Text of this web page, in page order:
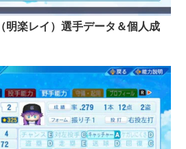
明楽レイ）選手データ＆個人成